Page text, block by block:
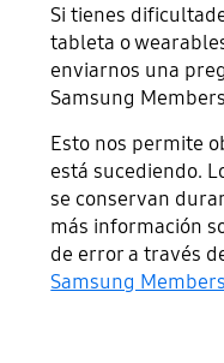
Si tienes
tableta o
enviarnos una
Samsung
Esto nos permite
está sucediendo.
se conservan
más información
de error a través
Samsung Members